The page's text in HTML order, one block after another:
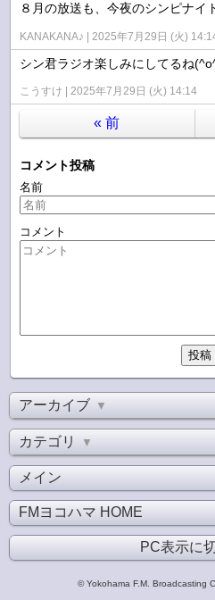
８月の放送も、今夜のシンピナイ
KANAKANA♪ 2025年7月29日 (火)
シン君ラジオ楽しみにしてるね
こうすけ 2025年7月29日 (火) 14:14
« 前
コメント投稿
名前
コメント
アーカイブ ▼
カテゴリ ▼
メイン
FMヨコハマ HOME
PC表示に
© Yokohama F.M. Broadcasting